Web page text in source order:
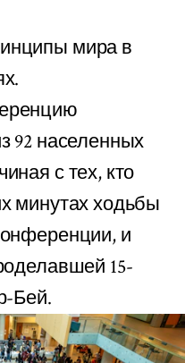
мира в
92 населенных
с тех, кто
минутах ходьбы
и
15-
Бей.